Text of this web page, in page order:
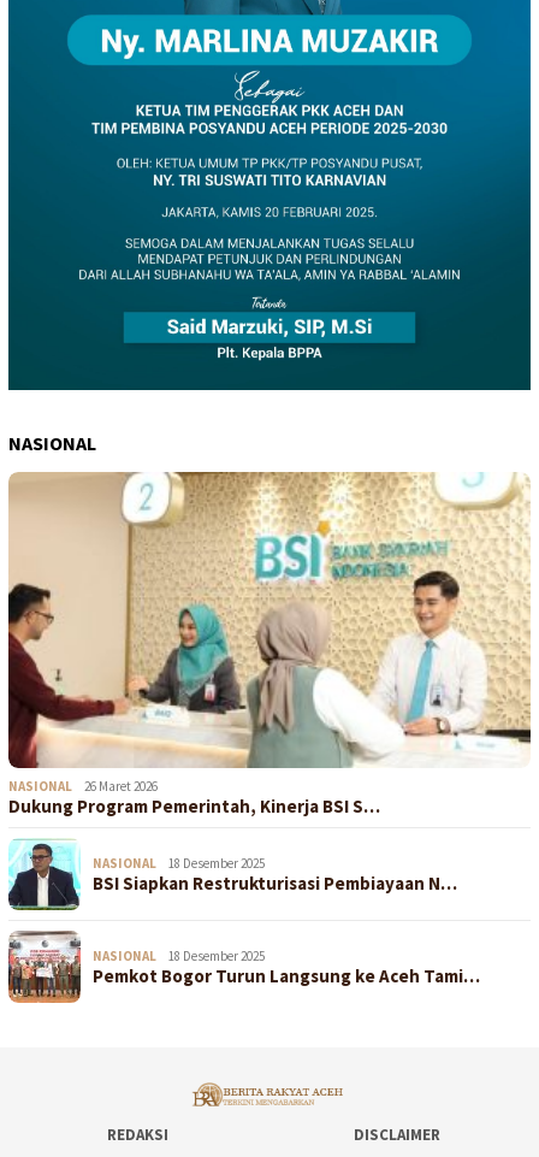
NASIONAL
NASIONAL 26 Maret 2026
Dukung Program Pemerintah, Kinerja BSI S…
NASIONAL 18 Desember 2025
BSI Siapkan Restrukturisasi Pembiayaan N…
NASIONAL 18 Desember 2025
Pemkot Bogor Turun Langsung ke Aceh Tami…
REDAKSI DISCLAIMER